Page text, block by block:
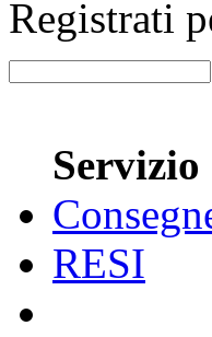
Registrati
RESI